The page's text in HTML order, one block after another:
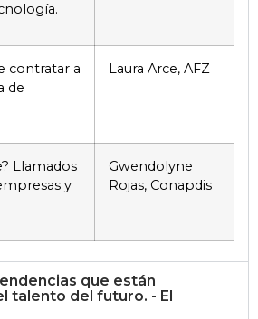
contratar a
de
Laura Arce, AFZ
Llamados
y
Gwendolyne
Rojas, Conapdis
que están
talento del futuro. - El